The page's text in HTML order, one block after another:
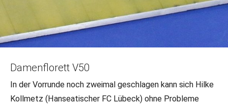
19.05.2023 Veteranen
Thionville Tag 2: erfolgreiche
Florettfechterinnen
Damenflorett V50
In der Vorrunde noch zweimal geschlagen kann sich Hilke
Kollmetz (Hanseatischer FC Lübeck) ohne Probleme